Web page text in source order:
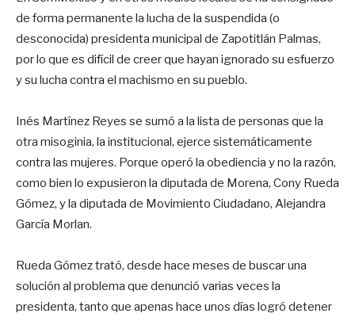
de forma permanente la lucha de la suspendida (o
desconocida) presidenta municipal de Zapotitlán Palmas,
por lo que es difícil de creer que hayan ignorado su esfuerzo
y su lucha contra el machismo en su pueblo.
Inés Martínez Reyes se sumó a la lista de personas que la
otra misoginia, la institucional, ejerce sistemáticamente
contra las mujeres. Porque operó la obediencia y no la razón,
como bien lo expusieron la diputada de Morena, Cony Rueda
Gómez, y la diputada de Movimiento Ciudadano, Alejandra
García Morlan.
Rueda Gómez trató, desde hace meses de buscar una
solución al problema que denunció varias veces la
presidenta, tanto que apenas hace unos días logró detener